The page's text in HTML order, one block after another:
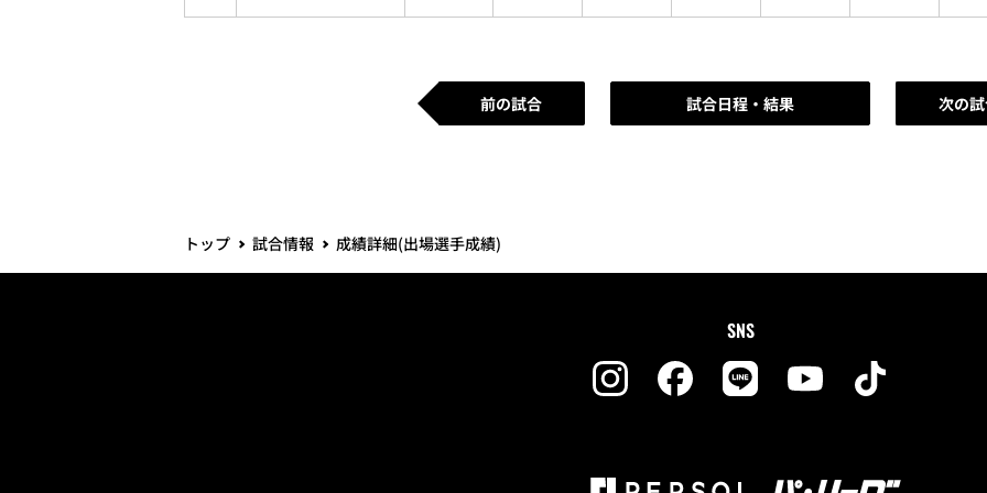
前の試合 試合日程・結果 次の
トップ 試合情報 成績詳細(出場選手成績)
SNS